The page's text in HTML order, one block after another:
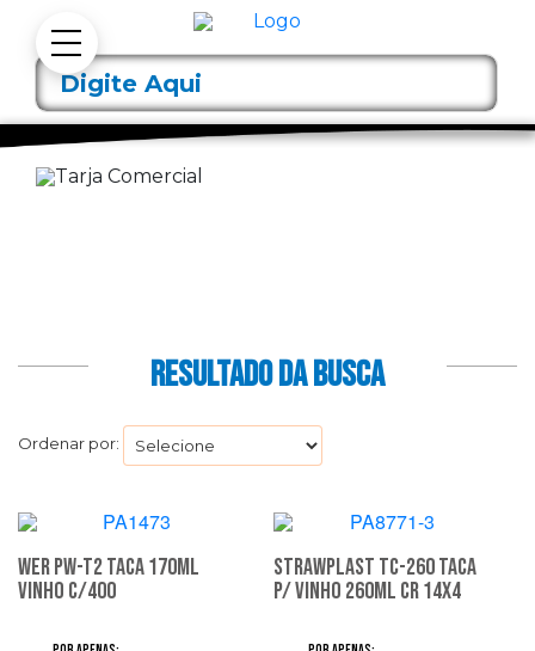
RESULTADO DA BUSCA
Ordenar por:
Wer Pw-T2 Taca 170Ml
Vinho C/400
Strawplast Tc-260 Taca
P/ Vinho 260Ml Cr 14X4